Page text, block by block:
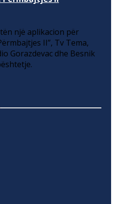
një aplikacion për
II”, Tv Tema,
Gorazdevac dhe Besnik